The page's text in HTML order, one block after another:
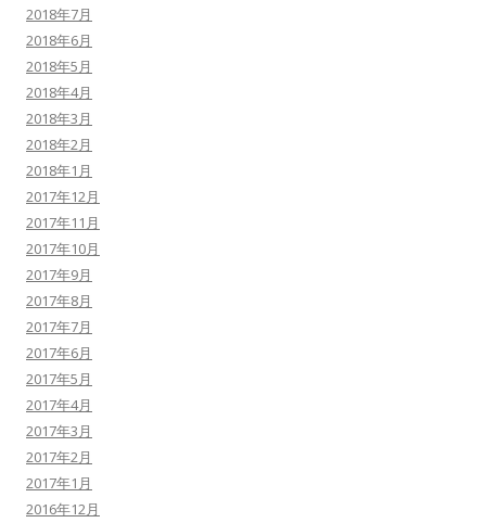
2018年7月
2018年6月
2018年5月
2018年4月
2018年3月
2018年2月
2018年1月
2017年12月
2017年11月
2017年10月
2017年9月
2017年8月
2017年7月
2017年6月
2017年5月
2017年4月
2017年3月
2017年2月
2017年1月
2016年12月